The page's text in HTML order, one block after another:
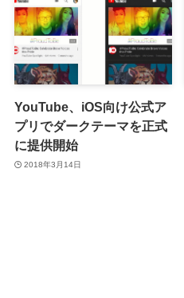
YouTube、iOS向け公式ア
プリでダークテーマを正式
に提供開始
2018年3月14日